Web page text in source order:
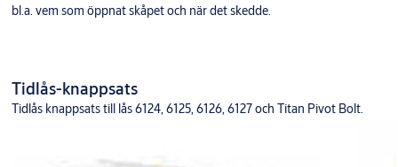
bl.a. vem som öppnat skåpet och när det skedde.
Tidlås-knappsats
Tidlås knappsats till lås 6124, 6125, 6126, 6127 och Titan Pivot Bolt.